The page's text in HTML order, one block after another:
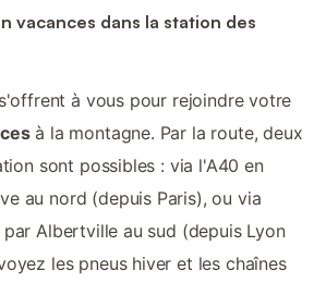
vacances dans la station des
à vous pour rejoindre votre
à la montagne. Par la route, deux
sont possibles : via l'A40 en
au nord (depuis Paris), ou via
Albertville au sud (depuis Lyon
les pneus hiver et les chaînes